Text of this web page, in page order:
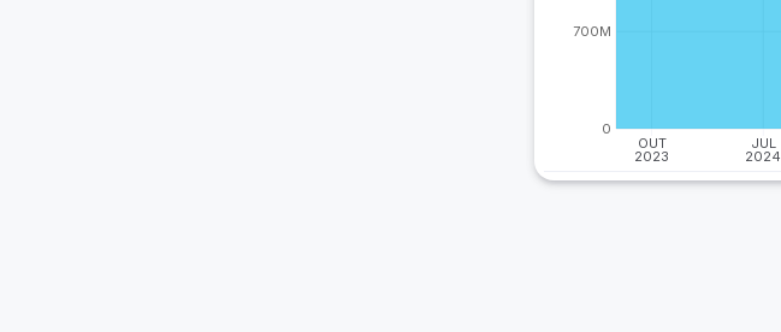
OUT
2023
JUL
2024
0
700M